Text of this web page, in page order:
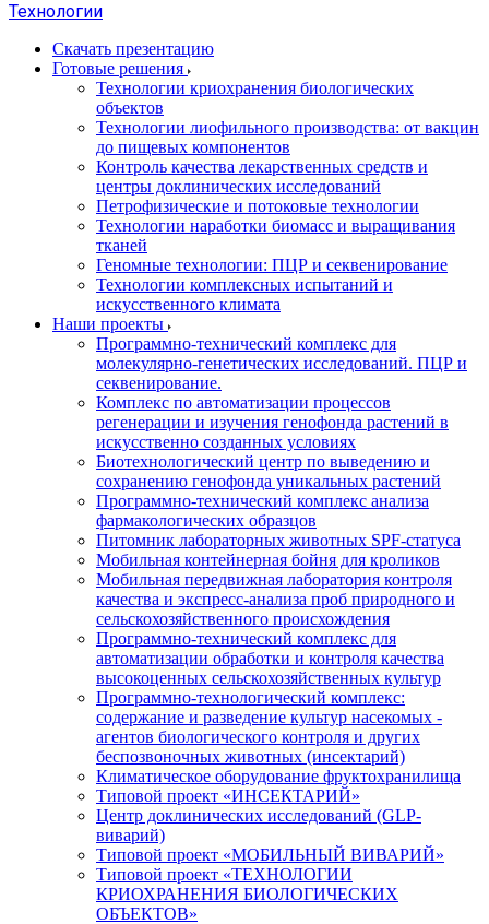
Технологии
Скачать презентацию
Готовые решения
Технологии криохранения биологических
объектов
Технологии лиофильного производства: от вакцин
до пищевых компонентов
Контроль качества лекарственных средств и
центры доклинических исследований
Петрофизические и потоковые технологии
Технологии наработки биомасс и выращивания
тканей
Геномные технологии: ПЦР и секвенирование
Технологии комплексных испытаний и
искусственного климата
Наши проекты
Программно-технический комплекс для
молекулярно-генетических исследований. ПЦР и
секвенирование.
Комплекс по автоматизации процессов
регенерации и изучения генофонда растений в
искусственно созданных условиях
Биотехнологический центр по выведению и
сохранению генофонда уникальных растений
Программно-технический комплекс анализа
фармакологических образцов
Питомник лабораторных животных SPF-статуса
Мобильная контейнерная бойня для кроликов
Мобильная передвижная лаборатория контроля
качества и экспресс-анализа проб природного и
сельскохозяйственного происхождения
Программно-технический комплекс для
автоматизации обработки и контроля качества
высокоценных сельскохозяйственных культур
Программно-технологический комплекс:
содержание и разведение культур насекомых -
агентов биологического контроля и других
беспозвоночных животных (инсектарий)
Климатическое оборудование фруктохранилища
Типовой проект «ИНСЕКТАРИЙ»
Центр доклинических исследований (GLP-
виварий)
Типовой проект «МОБИЛЬНЫЙ ВИВАРИЙ»
Типовой проект «ТЕХНОЛОГИИ
КРИОХРАНЕНИЯ БИОЛОГИЧЕСКИХ
ОБЪЕКТОВ»